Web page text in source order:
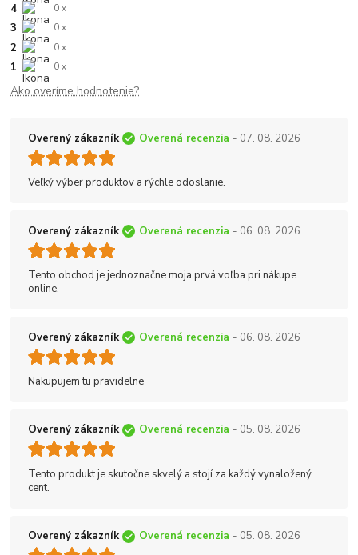
4 0 x
3 0 x
2 0 x
1 0 x
Ako overíme hodnotenie?
Overený zákazník Overená recenzia - 07. 08. 2026
Veľký výber produktov a rýchle odoslanie.
Overený zákazník Overená recenzia - 06. 08. 2026
Tento obchod je jednoznačne moja prvá voľba pri nákupe
online.
Overený zákazník Overená recenzia - 06. 08. 2026
Nakupujem tu pravidelne
Overený zákazník Overená recenzia - 05. 08. 2026
Tento produkt je skutočne skvelý a stojí za každý vynaložený
cent.
Overený zákazník Overená recenzia - 05. 08. 2026